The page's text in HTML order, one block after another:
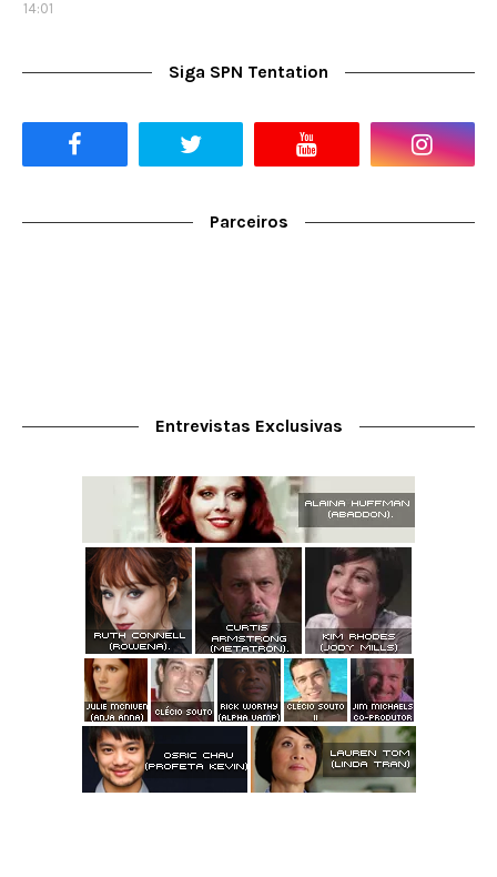
14:01
Siga SPN Tentation
Parceiros
Entrevistas Exclusivas